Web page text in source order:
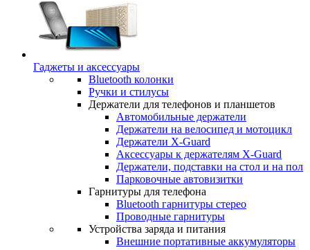
Гаджеты и аксессуары
Bluetooth колонки
Ручки и стилусы
Держатели для телефонов и планшетов
Автомобильные держатели
Держатели на велосипед и мотоцикл
Держатели X-Guard
Аксессуары к держателям X-Guard
Держатели, подставки на стол и на пол
Парковочные автовизитки
Гарнитуры для телефона
Bluetooth гарнитуры стерео
Проводные гарнитуры
Устройства заряда и питания
Внешние портативные аккумуляторы